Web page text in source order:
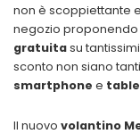
non è scoppiettante
negozio proponendo
gratuitasu
sconto non siano
smartphone e
Il nuovo volantino